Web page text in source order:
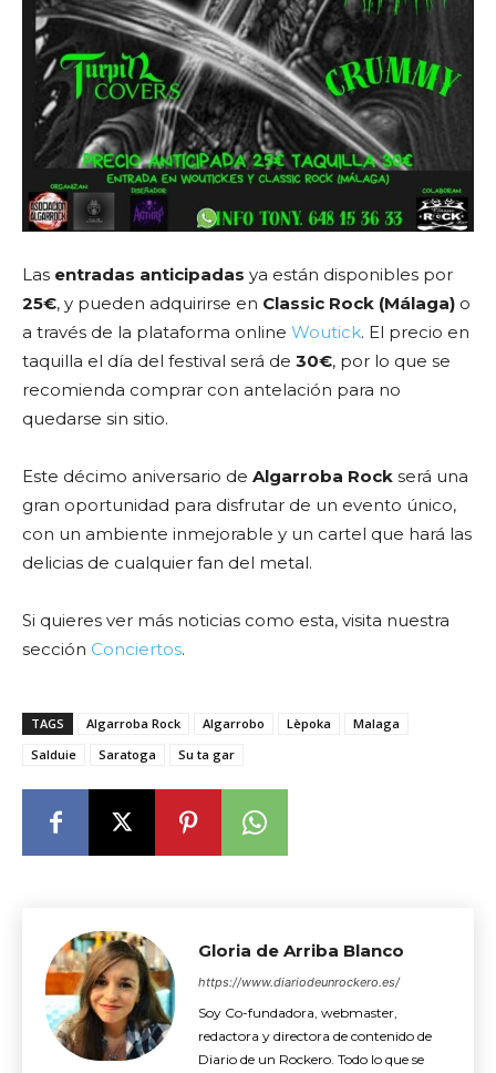
Las entradas anticipadas ya están disponibles por
25€, y pueden adquirirse en Classic Rock (Málaga) o
a través de la plataforma online Woutick. El precio en
taquilla el día del festival será de 30€, por lo que se
recomienda comprar con antelación para no
quedarse sin sitio.
Este décimo aniversario de Algarroba Rock será una
gran oportunidad para disfrutar de un evento único,
con un ambiente inmejorable y un cartel que hará las
delicias de cualquier fan del metal.
Si quieres ver más noticias como esta, visita nuestra
sección Conciertos.
TAGS Algarroba Rock Algarrobo Lèpoka
Malaga
Salduie
Saratoga Su ta gar
Gloria de Arriba Blanco
https://www.diariodeunrockero.es/
Soy Co-fundadora, webmaster,
redactora y directora de contenido de
Diario de un Rockero. Todo lo que se